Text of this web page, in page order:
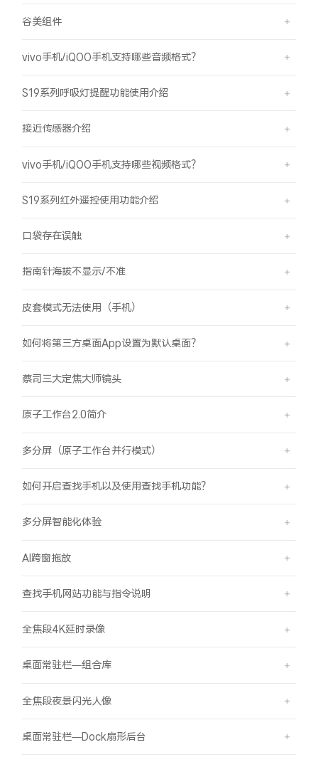
谷美组件
vivo手机/iQOO手机支持哪些音频格式？
S19系列呼吸灯提醒功能使用介绍
接近传感器介绍
vivo手机/iQOO手机支持哪些视频格式？
S19系列红外遥控使用功能介绍
口袋存在误触
指南针海拔不显示/不准
皮套模式无法使用（手机）
如何将第三方桌面App设置为默认桌面？
蔡司三大定焦大师镜头
原子工作台2.0简介
多分屏（原子工作台并行模式）
如何开启查找手机以及使用查找手机功能？
多分屏智能化体验
AI跨窗拖放
查找手机网站功能与指令说明
全焦段4K延时录像
桌面常驻栏—组合库
全焦段夜景闪光人像
桌面常驻栏—Dock扇形后台